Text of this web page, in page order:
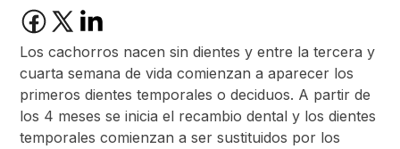
Los cachorros nacen sin dientes y entre la tercera y
cuarta semana de vida comienzan a aparecer los
primeros dientes temporales o deciduos. A partir de
los 4 meses se inicia el recambio dental y los dientes
temporales comienzan a ser sustituidos por los